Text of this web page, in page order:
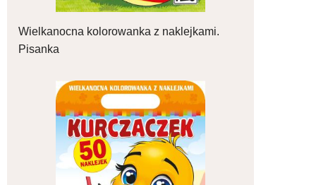
Wielkanocna kolorowanka z naklejkami.
Pisanka